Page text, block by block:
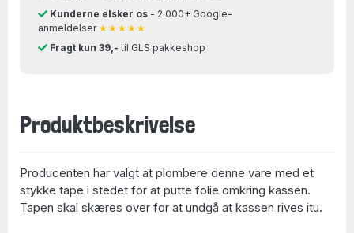
Kunderne elsker os- 2.000+ Google-
anmeldelser ★★★★★
Fragt kun 39,- til GLS pakkeshop
Produktbeskrivelse
Producenten har valgt at plombere denne vare med et
stykke tape i stedet for at putte folie omkring kassen.
Tapen skal skæres over for at undgå at kassen rives itu.